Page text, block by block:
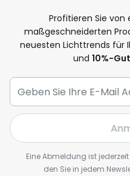
Profitieren Sie von
maßgeschneiderten
neuesten Lichttrends für
und 10%-
Eine Abmeldung ist
den Sie in jedem